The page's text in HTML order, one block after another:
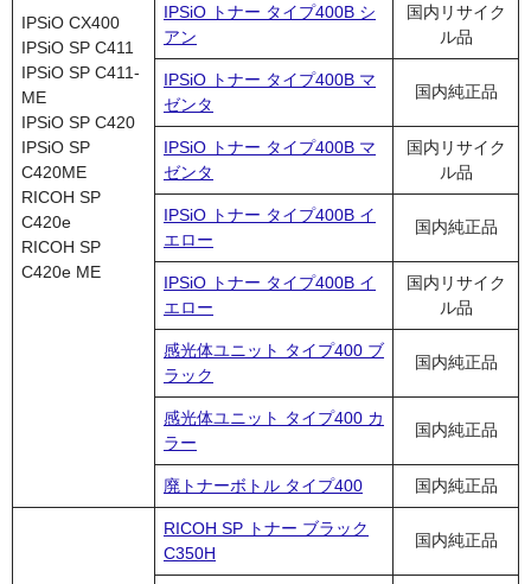
IPSiO CX400
IPSiO SP C411
IPSiO SP C411-
ME
IPSiO SP C420
IPSiO SP
C420ME
RICOH SP
C420e
RICOH SP
C420e ME
IPSiO トナー タイプ400B シ
アン
国内リサイク
ル品
IPSiO トナー タイプ400B マ
ゼンタ
国内純正品
IPSiO トナー タイプ400B マ
ゼンタ
国内リサイク
ル品
IPSiO トナー タイプ400B イ
エロー
国内純正品
IPSiO トナー タイプ400B イ
エロー
国内リサイク
ル品
感光体ユニット タイプ400 ブ
ラック
国内純正品
感光体ユニット タイプ400 カ
ラー
国内純正品
廃トナーボトル タイプ400 国内純正品
RICOH SP トナー ブラック
C350H
国内純正品